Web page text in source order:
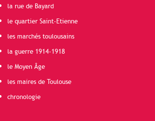
la rue de Bayard
le quartier Saint-Etienne
les marchés toulousains
la guerre 1914-1918
le Moyen Âge
les maires de Toulouse
chronologie